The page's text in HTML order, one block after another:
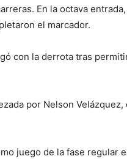
En la octava
el marcador.
con la derrota tras
por Nelson
juego de la fase regular